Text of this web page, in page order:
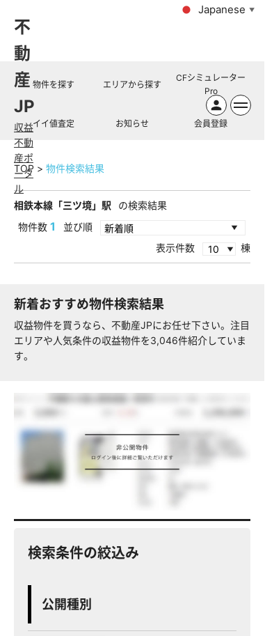
不
動
産
JP
収益
不動
産ポ
ータ
ル
Japanese ▼
物件を探す エリアから探す
CFシミュレーター
Pro
イイ値査定 お知らせ 会員登録
TOP 物件検索結果
相鉄本線「三ツ境」駅
の検索結果
物件数 1
並び順
表示件数
棟
新着おすすめ物件検索結果
収益物件を買うなら、不動産JPにお任せ下さい。注目
エリアや人気条件の収益物件を3,046件紹介していま
す。
検索条件の絞込み
公開種別